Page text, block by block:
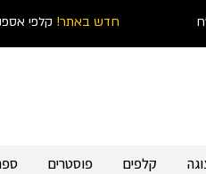
חדש באתר! קלפי
קלפים פוסטרים